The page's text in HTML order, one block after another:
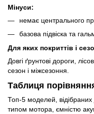
Мінуси:
немає центрального
базова підвіска та
Для яких покриттів і
Довгі ґрунтові дороги,
сезон і міжсезоння.
Таблиця
Топ-5 моделей, відібраних
типом мотора, ємністю